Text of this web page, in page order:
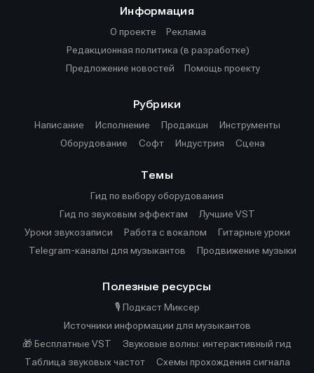
Информация
О проекте
Реклама
Редакционная политика (в разработке)
Предложение новостей
Помощь проекту
Рубрики
Написание
Исполнение Продакшн
Инструменты
Оборудование
Софт Индустрия Сцена
Темы
Гид по выбору оборудования
Гид по звуковым эффектам
Лучшие VST
Уроки звукозаписи
Работа с вокалом
Гитарные уроки
Telegram-каналы для музыкантов
Продвижение музыки
Полезные ресурсы
🎙️ Подкаст Миксер
Источники информации для музыкантов
🎁 Бесплатные VST
Звуковые волны: интерактивный гид
Таблица звуковых частот
Cхемы прохождения сигнала